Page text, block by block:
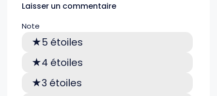
Laisser un commentaire
Note
5 étoiles
4 étoiles
3 étoiles